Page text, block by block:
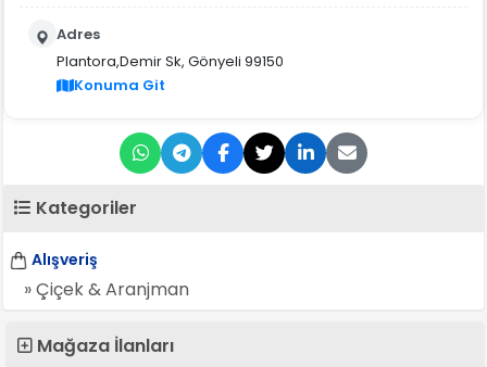
Adres
Plantora,Demir Sk, Gönyeli 99150
Konuma Git
Kategoriler
Alışveriş
» Çiçek & Aranjman
Mağaza İlanları